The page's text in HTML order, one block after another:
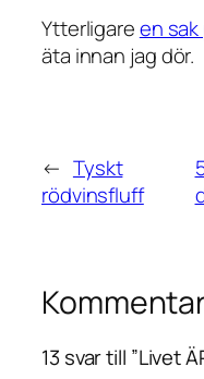
Ytterligareen
äta innan jag dör.
← Tyskt
rödvinsfluff
13 svar till ”Livet